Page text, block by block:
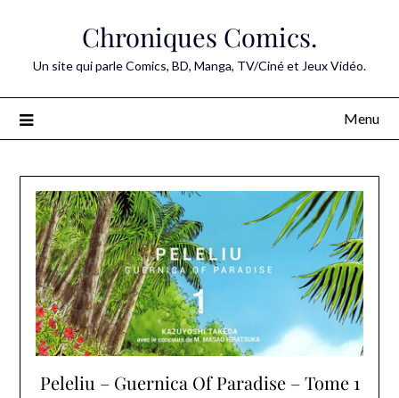
Chroniques Comics.
Un site qui parle Comics, BD, Manga, TV/Ciné et Jeux Vidéo.
Menu
Peleliu – Guernica Of Paradise – Tome 1